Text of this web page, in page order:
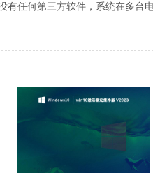
任何第三方软件，系统在多台